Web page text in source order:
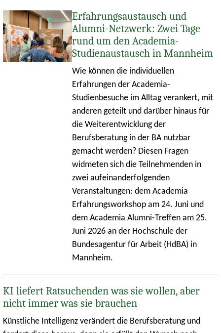
Erfahrungsaustausch und
Alumni-Netzwerk: Zwei Tage
rund um den Academia-
Studienaustausch in Mannheim
Wie können die individuellen
Erfahrungen der Academia-
Studienbesuche im Alltag verankert, mit
anderen geteilt und darüber hinaus für
die Weiterentwicklung der
Berufsberatung in der BA nutzbar
gemacht werden? Diesen Fragen
widmeten sich die Teilnehmenden in
zwei aufeinanderfolgenden
Veranstaltungen: dem Academia
Erfahrungsworkshop am 24. Juni und
dem Academia Alumni-Treffen am 25.
Juni 2026 an der Hochschule der
Bundesagentur für Arbeit (HdBA) in
Mannheim.
KI liefert Ratsuchenden was sie wollen, aber
nicht immer was sie brauchen
Künstliche Intelligenz verändert die Berufsberatung und